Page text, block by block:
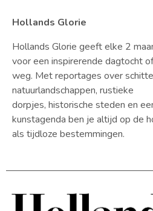
Hollands Glorie
Hollands Glorie geeft elke 2
voor een inspirerende dagtocht
weg. Met reportages over
natuurlandschappen, rustieke
dorpjes, historische steden en
kunstagenda ben je altijd op de
als tijdloze bestemmingen.